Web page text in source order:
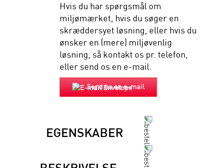
Hvis du har spørgsmål om
miljømærket, hvis du søger en
skræddersyet løsning, eller hvis du
ønsker en (mere) miljøvenlig
løsning, så kontakt os pr. telefon,
eller send os en e-mail.
Send os en e-mail
EGENSKABER